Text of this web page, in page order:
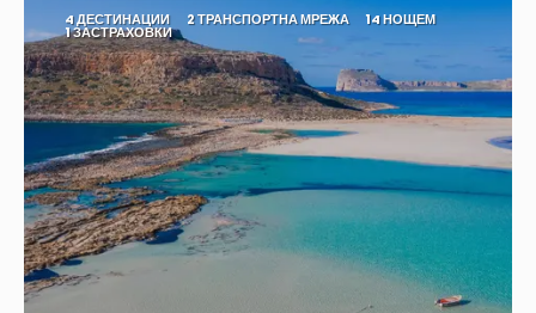
4 ДЕСТИНАЦИИ 2 ТРАНСПОРТНА МРЕЖА 14 НОЩЕМ
1 ЗАСТРАХОВКИ